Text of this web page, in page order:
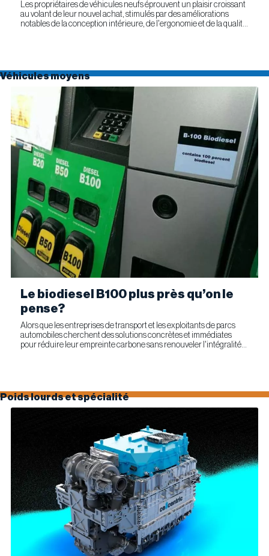
Les propriétaires de véhicules neufs éprouvent un plaisir croissant
au volant de leur nouvel achat, stimulés par des améliorations
notables de la conception intérieure, de l'ergonomie et de la qualité
Véhicules moyens
Le biodiesel B100 plus près qu’on le
pense?
Alors que les entreprises de transport et les exploitants de parcs
automobiles cherchent des solutions concrètes et immédiates
pour réduire leur empreinte carbone sans renouveler l'intégralité
Poids lourds et spécialité